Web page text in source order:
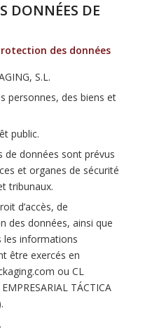
DONNÉES DE
des données
S.L.
personnes, des biens et
public.
de données sont prévus
et organes de sécurité
tribunaux.
d’accès, de
des données, ainsi que
les informations
être exercés en
ou CL
TÁCTICA